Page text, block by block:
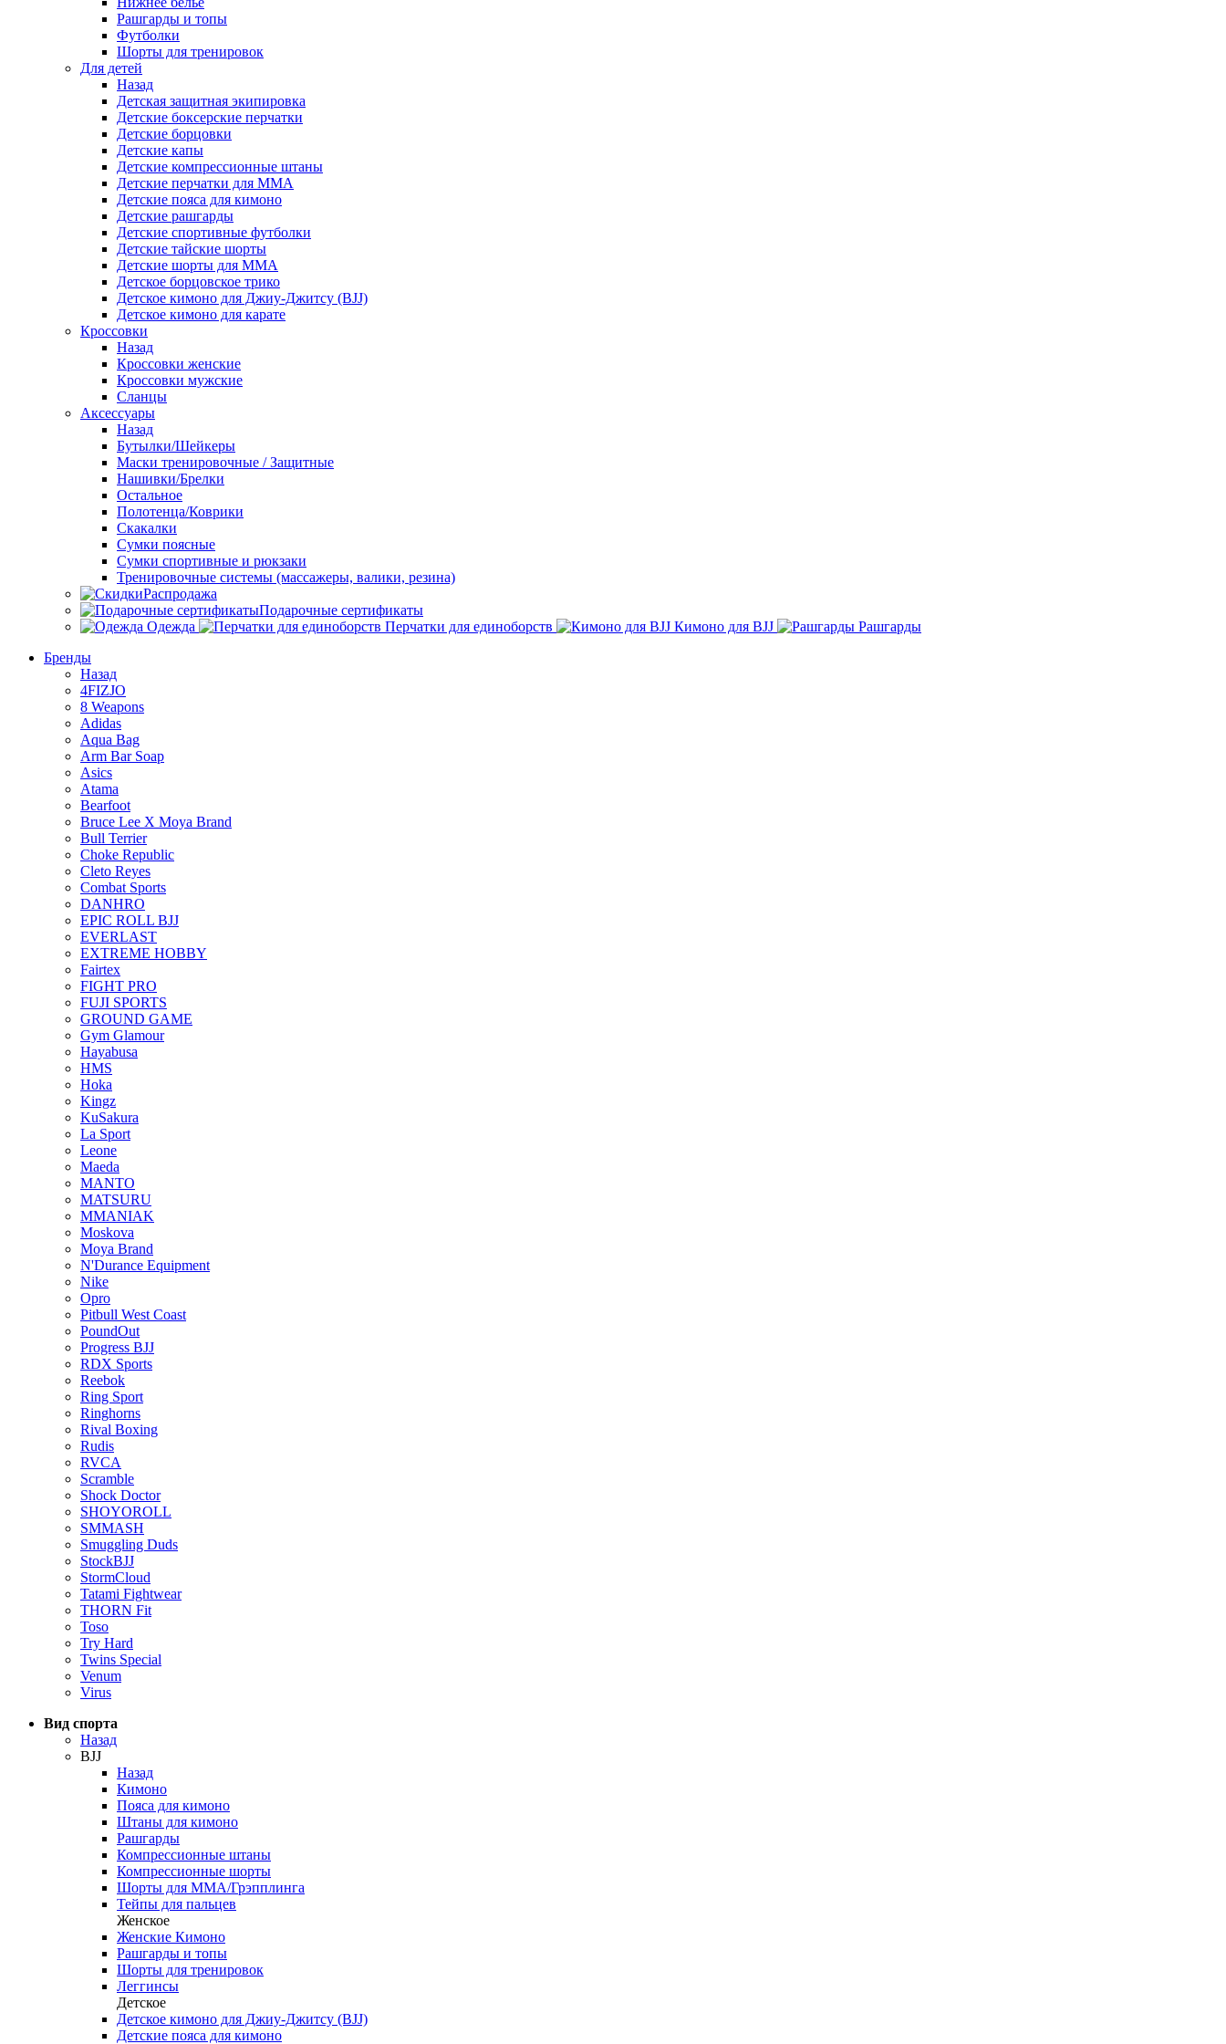
Рашгарды и топы
Футболки
Шорты для тренировок
Для детей
Назад
Детская защитная экипировка
Детские боксерские перчатки
Детские борцовки
Детские капы
Детские компрессионные штаны
Детские перчатки для ММА
Детские пояса для кимоно
Детские рашгарды
Детские спортивные футболки
Детские тайские шорты
Детские шорты для ММА
Детское борцовское трико
Детское кимоно для Джиу-Джитсу (BJJ)
Детское кимоно для карате
Кроссовки
Назад
Кроссовки женские
Кроссовки мужские
Сланцы
Аксессуары
Назад
Бутылки/Шейкеры
Маски тренировочные / Защитные
Нашивки/Брелки
Остальное
Полотенца/Коврики
Скакалки
Сумки поясные
Сумки спортивные и рюкзаки
Тренировочные системы (массажеры, валики, резина)
Распродажа
Подарочные сертификаты
Одежда
Перчатки для единоборств Кимоно для BJJ
Рашгарды
Бренды
Назад
4FIZJO
8 Weapons
Adidas
Aqua Bag
Arm Bar Soap
Asics
Atama
Bearfoot
Bruce Lee X Moya Brand
Bull Terrier
Choke Republic
Cleto Reyes
Combat Sports
DANHRO
EPIC ROLL BJJ
EVERLAST
EXTREME HOBBY
Fairtex
FIGHT PRO
FUJI SPORTS
GROUND GAME
Gym Glamour
Hayabusa
HMS
Hoka
Kingz
KuSakura
La Sport
Leone
Maeda
MANTO
MATSURU
MMANIAK
Moskova
Moya Brand
N'Durance Equipment
Nike
Opro
Pitbull West Coast
PoundOut
Progress BJJ
RDX Sports
Reebok
Ring Sport
Ringhorns
Rival Boxing
Rudis
RVCA
Scramble
Shock Doctor
SHOYOROLL
SMMASH
Smuggling Duds
StockBJJ
StormCloud
Tatami Fightwear
THORN Fit
Toso
Try Hard
Twins Special
Venum
Virus
Вид спорта
Назад
BJJ
Назад
Кимоно
Пояса для кимоно
Штаны для кимоно
Рашгарды
Компрессионные штаны
Компрессионные шорты
Шорты для ММА/Грэпплинга
Тейпы для пальцев
Женское
Женские Кимоно
Рашгарды и топы
Шорты для тренировок
Леггинсы
Детское
Детское кимоно для Джиу-Джитсу (BJJ)
Детские пояса для кимоно